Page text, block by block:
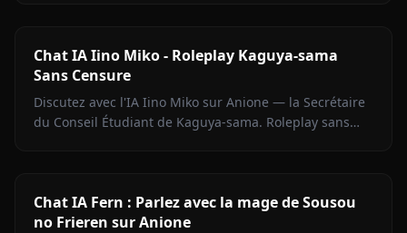
Chat IA Iino Miko - Roleplay Kaguya-sama
Sans Censure
Discutez avec l'IA Iino Miko sur Anione — la Secrétaire
du Conseil Étudiant de Kaguya-sama. Roleplay sans
Chat IA Fern : Parlez avec la mage de Sousou
no Frieren sur Anione